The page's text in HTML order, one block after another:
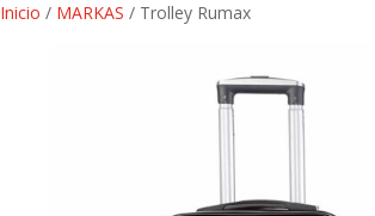
Inicio / MARKAS / Trolley Rumax